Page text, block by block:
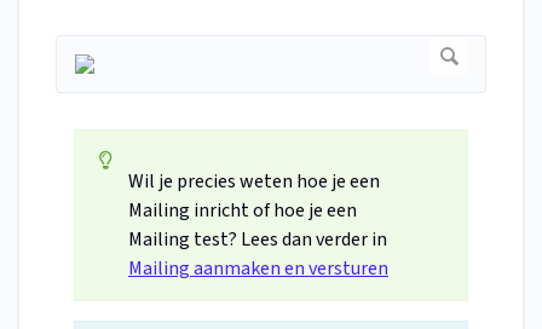
Wil je precies weten hoe je een
Mailing inricht of hoe je een
Mailing test? Lees dan verder in
Mailing aanmaken en versturen